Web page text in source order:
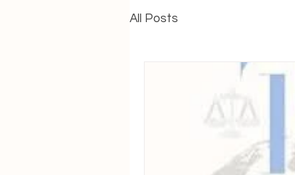
All Posts